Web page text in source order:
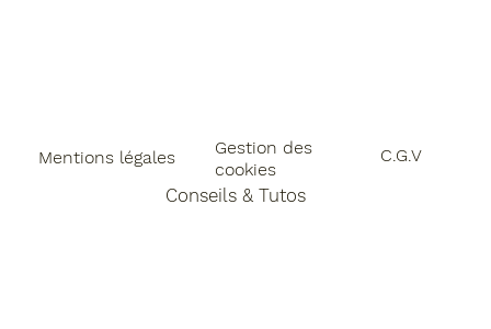
Mentions légales
Gestion des
cookies
C.G.V
Conseils & Tutos